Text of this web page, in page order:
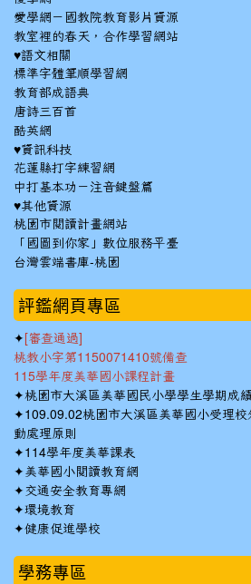
愛學網－國教院教育影片資源
教室裡的春天，合作學習網站
♥語文相關
標準字體筆順學習網
教育部成語典
唐詩三百首
酷英網
♥資訊科技
花蓮縣打字練習網
中打基本功－注音鍵盤篇
♥其他資源
桃園市閱讀計畫網站
「國圖到你家」數位服務平臺
台灣雲端書庫-桃園
::: 評鑑網頁專區
✦ [審查通過]
桃教小字第1150071410號備查
115學年度美華國小課程計畫
✦桃園市大溪區美華國民小學學生學期成
✦109.09.02桃園市大溪區美華國小受理
動處理原則
✦114學年度美華課表
✦美華國小閱讀教育網
✦ 交通安全教育專網
✦環境教育
✦健康促進學校
學務專區